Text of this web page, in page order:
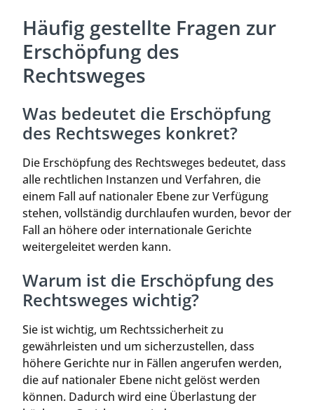
Häufig gestellte Fragen zur
Erschöpfung des
Rechtsweges
Was bedeutet die Erschöpfung
des Rechtsweges konkret?
Die Erschöpfung des Rechtsweges bedeutet, dass
alle rechtlichen Instanzen und Verfahren, die
einem Fall auf nationaler Ebene zur Verfügung
stehen, vollständig durchlaufen wurden, bevor der
Fall an höhere oder internationale Gerichte
weitergeleitet werden kann.
Warum ist die Erschöpfung des
Rechtsweges wichtig?
Sie ist wichtig, um Rechtssicherheit zu
gewährleisten und um sicherzustellen, dass
höhere Gerichte nur in Fällen angerufen werden,
die auf nationaler Ebene nicht gelöst werden
können. Dadurch wird eine Überlastung der